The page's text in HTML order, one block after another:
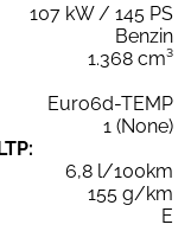
107 kW / 145 PS
Benzin
1.368 cm³
Euro6d-TEMP
1 (None)
6,8 l/100km
155 g/km
E